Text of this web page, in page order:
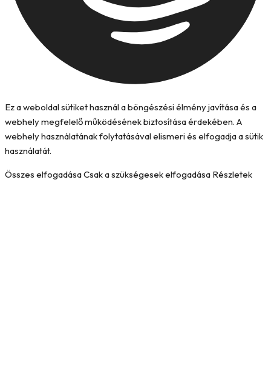
Ez a weboldal sütiket használ a böngészési élmény javítása és a
webhely megfelelő működésének biztosítása érdekében. A
webhely használatának folytatásával elismeri és elfogadja a sütik
használatát.
Összes elfogadásaCsak a szükségesek elfogadása Részletek